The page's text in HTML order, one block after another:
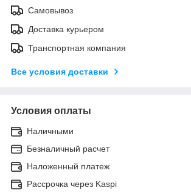
Самовывоз
Доставка курьером
Транспортная компания
Все условия доставки
Условия оплаты
Наличными
Безналичный расчет
Наложенный платеж
Рассрочка через Kaspi